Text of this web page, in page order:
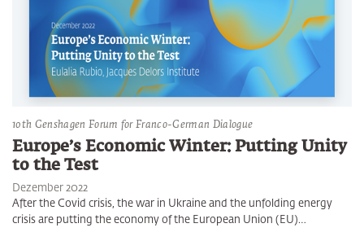
10th Genshagen Forum for Franco-German Dialogue
Europe’s Economic Winter: Putting Unity
to the Test
Dezember 2022
After the Covid crisis, the war in Ukraine and the unfolding energy
crisis are putting the economy of the European Union (EU)…